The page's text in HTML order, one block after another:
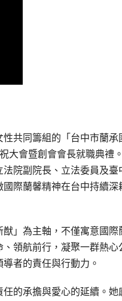
共同籌組的「台中市蘭承
大會暨創會會長就職典禮
院副院長、立法委員及臺
際蘭馨精神在台中持續深
」為主軸，不僅寓意國際
領航前行，凝聚一群熱心
者的責任與行動力。
的承擔與愛心的延續。她